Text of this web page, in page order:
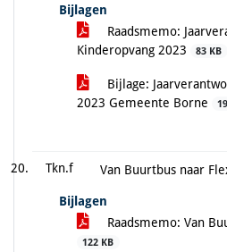
Bijlagen
Raadsmemo:
Kinderopvang 2023
83 KB
Bijlage:
2023 Gemeente Borne
Tkn.f Van Buurtbus naar
Bijlagen
Raadsmemo: Van
122 KB